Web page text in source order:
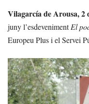
Vilagarcía de Arousa, 2
juny l’esdevenimentEl
Europeu Plus i el Servei